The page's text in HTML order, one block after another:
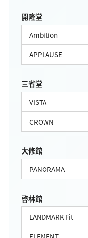
開隆堂
Ambition
APPLAUSE
三省堂
VISTA
CROWN
大修館
PANORAMA
啓林館
LANDMARK Fit